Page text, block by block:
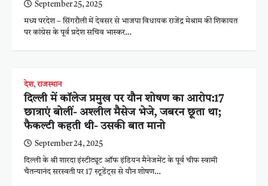
September 25, 2025
मध्य परदेश – सिंगरौली में देवसर से भाजपा विधायक राजेंद्र मेश्राम की शिकायत
पर कांग्रेस के पूर्व प्रदेश सचिव भास्कर…
देश, राजस्थान
दिल्ली में कॉलेज प्रमुख पर यौन शोषण का आरोप:17
छात्राएं बोलीं- अश्लील मैसेज भेजे, जबरन छूता था;
फैकल्टी कहती थी- उसकी बात मानो
September 24, 2025
दिल्ली के श्री शारदा इंस्टीट्यूट ऑफ इंडियन मैनेजमेंट के पूर्व चीफ स्वामी
चैतन्यानंद सरस्वती पर 17 स्टूडेंट्स से यौन शोषण…